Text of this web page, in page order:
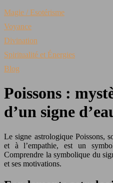
Magie / Esotérisme
Voyance
Divination
Spiritualité et Énergies
Blog
Poissons :
d’un signe
Le signe astrologique Poissons,
et à l’empathie, est un
Comprendre la symbolique du
et ses motivations.